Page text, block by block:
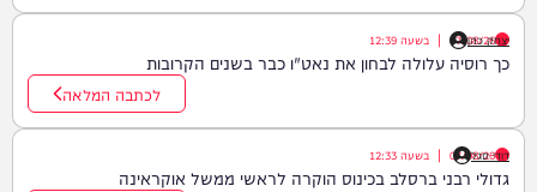
יצחק כהן
07/08/26
| בשעה 12:39
כך רוסיה עלולה לבחון את נאט"ו כבר בשנים הקרובות
לכתבה המלאה
דודי סגל
07/08/26
| בשעה 12:33
גדולי רבני ברסלב בכינוס הוקרה לראשי ממשל אוקראינה